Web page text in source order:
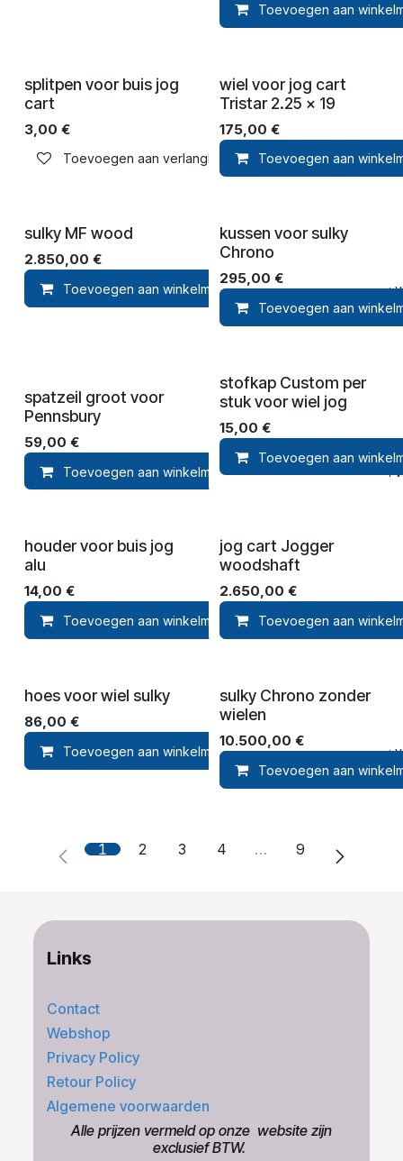
Toevoegen aan
splitpen voor buis jog
cart
3,00 €
Toevoegen aan verlanglijst
wiel voor jog cart
Tristar 2.25 x 19
175,00 €
Toevoegen aan
sulky MF wood
2.850,00 €
Toevoegen aan winkelmandje Toevoegen aan
kussen voor sulky
Chrono
295,00 €
Toevoegen aan
spatzeil groot voor
Pennsbury
59,00 €
Toevoegen aan winkelmandje Toevoegen aan
stofkap Custom per
stuk voor wiel jog
15,00 €
Toevoegen aan
houder voor buis jog
alu
14,00 €
Toevoegen aan winkelmandje Toevoegen aan
jog cart Jogger
woodshaft
2.650,00 €
Toevoegen aan
hoes voor wiel sulky
86,00 €
Toevoegen aan winkelmandje Toevoegen aan
sulky Chrono zonder
wielen
10.500,00 €
Toevoegen aan
1 2 3 4 … 9
Links
Contact
Webshop
Privacy Policy
Retour Policy
Algemene voorwaarden
​Alle prijzen vermeld op onze ​website zijn
exclusief BTW.